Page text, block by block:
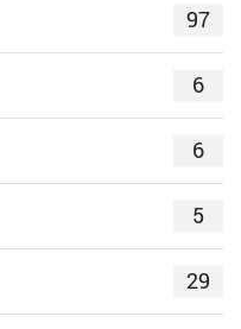
97
6
6
5
29